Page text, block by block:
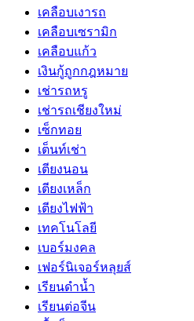
เคลือบเงารถ
เคลือบเซรามิก
เคลือบแก้ว
เงินกู้ถูกกฎหมาย
เช่ารถหรู
เช่ารถเชียงใหม่
เซ็กทอย
เต็นท์เช่า
เตียงนอน
เตียงเหล็ก
เตียงไฟฟ้า
เทคโนโลยี
เบอร์มงคล
เฟอร์นิเจอร์หลุยส์
เรียนดำน้ำ
เรียนต่อจีน